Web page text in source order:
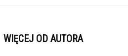
WIĘCEJ OD AUTORA